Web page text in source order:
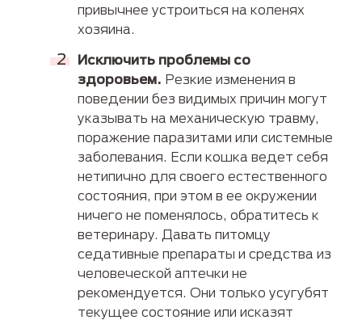
привычнее устроиться на коленях
хозяина.
Исключить проблемы со
здоровьем. Резкие изменения в
поведении без видимых причин могут
указывать на механическую травму,
поражение паразитами или системные
заболевания. Если кошка ведет себя
нетипично для своего естественного
состояния, при этом в ее окружении
ничего не поменялось, обратитесь к
ветеринару. Давать питомцу
седативные препараты и средства из
человеческой аптечки не
рекомендуется. Они только усугубят
текущее состояние или исказят